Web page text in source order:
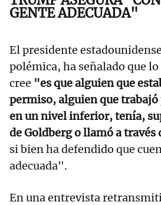
GENTE ADECUADA"
El presidente
polémica, ha señalado que lo
cree "es que alguien que
permiso, alguien que
en un nivel inferior, tenía,
de Goldberg o llamó a
si bien ha defendido que
adecuada".
En una entrevista